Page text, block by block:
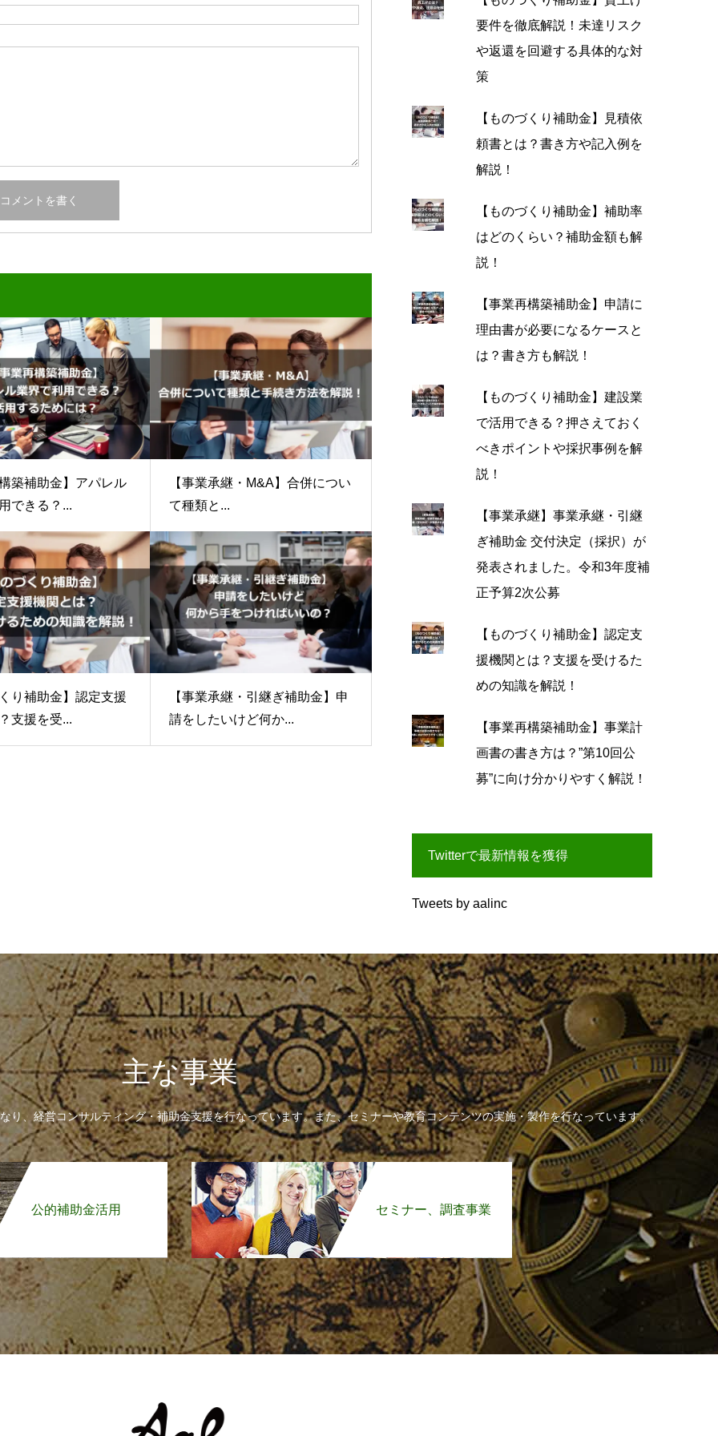
築補助金】アパレル
できる？...
【事業承継・M&A】合併につい
て種類と...
り補助金】認定支援
支援を受...
【事業承継・引継ぎ補助金】申
請をしたいけど何か...
要件を徹底解説！未達リスク
や返還を回避する具体的な対
策
【ものづくり補助金】見積依
頼書とは？書き方や記入例を
解説！
【ものづくり補助金】補助率
はどのくらい？補助金額も解
説！
【事業再構築補助金】申請に
理由書が必要になるケースと
は？書き方も解説！
【ものづくり補助金】建設業
で活用できる？押さえておく
べきポイントや採択事例を解
説！
【事業承継】事業承継・引継
ぎ補助金 交付決定（採択）が
発表されました。令和3年度補
正予算2次公募
【ものづくり補助金】認定支
援機関とは？支援を受けるた
めの知識を解説！
【事業再構築補助金】事業計
画書の書き方は？”第10回公
募”に向け分かりやすく解説！
Twitterで最新情報を獲得
Tweets by aalinc
主な事業
り、経営コンサルティング・補助金支援を行なっています。また、セミナーや教育コンテンツの実施・製作を行なっています。
公的補助金活用 セミナー、調査事業